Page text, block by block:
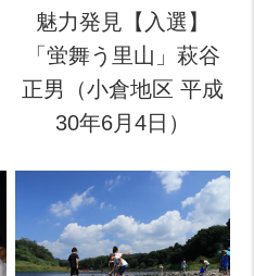
魅力発見【入選】
「蛍舞う里山」萩谷
正男（小倉地区 平成
30年6月4日）